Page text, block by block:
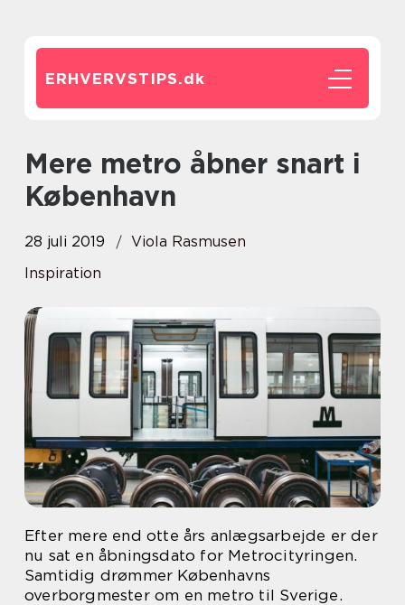
ERHVERVSTIPS.dk
Mere metro åbner snart i
København
28 juli 2019
Viola Rasmusen
Inspiration
Efter mere end otte års anlægsarbejde er der
nu sat en åbningsdato for Metrocityringen.
Samtidig drømmer Københavns
overborgmester om en metro til Sverige.